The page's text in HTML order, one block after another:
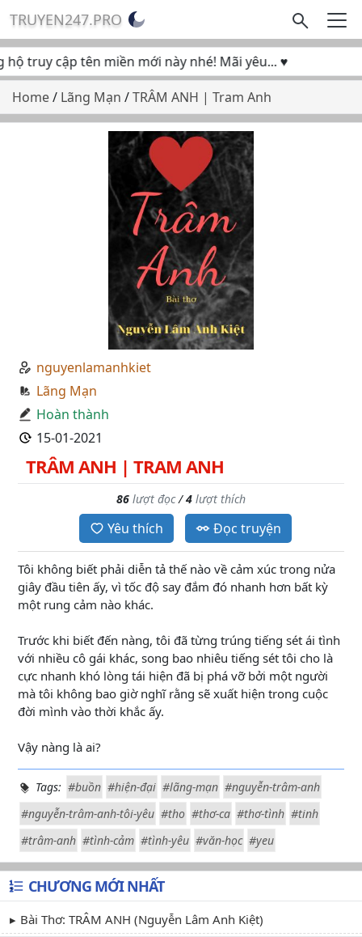
TRUYEN247.PRO
truy cập tên miền mới này nhé! Mãi yêu... ♥
Home/ Lãng Mạn /TRÂM ANH | Tram Anh
nguyenlamanhkiet
Lãng Mạn
Hoàn thành
15-01-2021
TRÂM ANH | TRAM ANH
86 lượt đọc/4 lượt thích
Yêu thích Đọc truyện
Tôi không biết phải diễn tả thế nào về cảm xúc trong nửa
giây đầu tiên ấy, vì tốc độ say đắm đó nhanh hơn bất kỳ
một rung cảm nào khác.
Trước khi biết đến nàng, tôi đã từng trúng tiếng sét ái tình
với nhiều cô gái khác, song bao nhiêu tiếng sét tôi cho là
cực nhanh khó lòng tái hiện đã bị phá vỡ bởi một người
mà tôi không bao giờ nghĩ rằng sẽ xuất hiện trong cuộc
đời mình vào thời khắc ấy.
Vậy nàng là ai?
Tags: #buồn #hiện-đại #lãng-mạn #nguyễn-trâm-anh
#nguyễn-trâm-anh-tôi-yêu #tho #thơ-ca #thơ-tình #tinh
#trâm-anh #tình-cảm #tình-yêu #văn-học #yeu
CHƯƠNG MỚI NHẤT
Bài Thơ: TRÂM ANH (Nguyễn Lâm Anh Kiệt)